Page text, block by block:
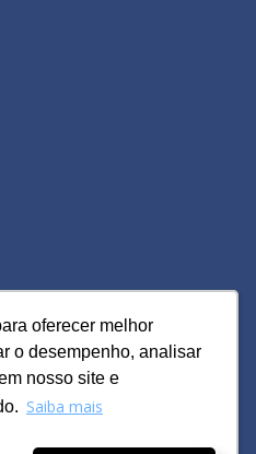
oferecer melhor
o desempenho, analisar
nosso site e
Saiba mais
oferecer melhor
o desempenho, analisar
nosso site e
Saiba mais
de Calçados Ltda | CNPJ:
0001-43
Bairro: Brás, São Paulo -SP